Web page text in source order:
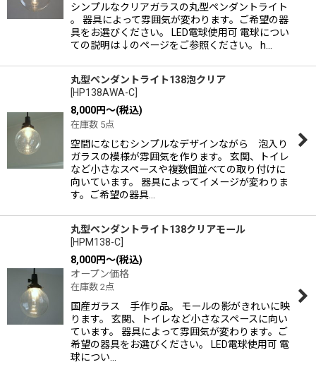
シンプルなクリアガラスの丸型ペンダントライト
。 器具によって雰囲気が変わります。ご希望の器
具をお選びください。 LED電球使用可 電球につい
ての説明は↓のページをご参照ください。 h…
丸型ペンダントライト138泡クリア
[HP138AWA-C]
8,000円～(税込)
在庫数 5点
空間になじむシンプルなデザインながら 泡入り
ガラスの模様が雰囲気を作ります。 玄関、トイレ
など小さなスペースや複数個並べての取り付けに
向いています。 器具によってイメージが変わりま
す。ご希望の器具…
丸型ペンダントライト138クリアモール
[HPM138-C]
8,000円～(税込)
オープン価格
在庫数 2点
国産ガラス 手作り品。 モールの影がきれいに映
ります。 玄関、トイレなど小さなスペースに向い
ています。 器具によって雰囲気が変わります。ご
希望の器具をお選びください。 LED電球使用可 電
球につい…